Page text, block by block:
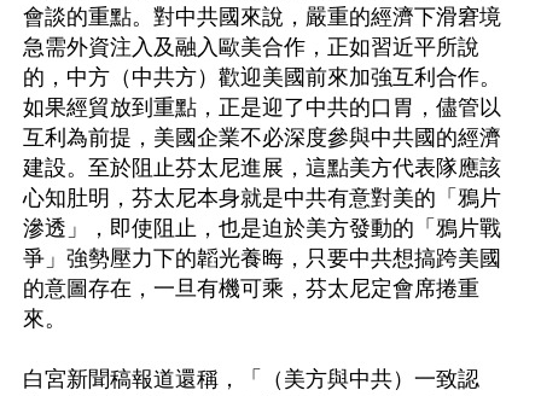
會談的重點。對中共國來說，嚴重的經濟下滑窘境
急需外資注入及融入歐美合作，正如習近平所說
的，中方（中共方）歡迎美國前來加強互利合作。
如果經貿放到重點，正是迎了中共的口胃，儘管以
互利為前提，美國企業不必深度參與中共國的經濟
建設。至於阻止芬太尼進展，這點美方代表隊應該
心知肚明，芬太尼本身就是中共有意對美的「鴉片
滲透」，即使阻止，也是迫於美方發動的「鴉片戰
爭」強勢壓力下的韜光養晦，只要中共想搞跨美國
的意圖存在，一旦有機可乘，芬太尼定會席捲重
來。
白宮新聞稿報道還稱，「（美方與中共）一致認